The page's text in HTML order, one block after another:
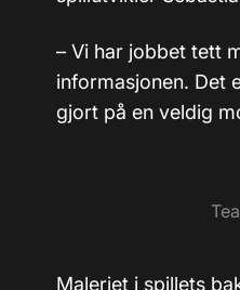
– Vi har jobbet tett
informasjonen. Det
gjort på en veldig
Maleriet i spillets